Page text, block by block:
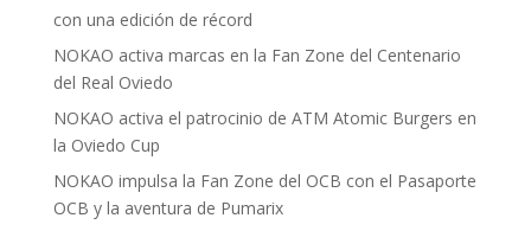
con una edición de récord
NOKAO activa marcas en la Fan Zone del Centenario
del Real Oviedo
NOKAO activa el patrocinio de ATM Atomic Burgers en
la Oviedo Cup
NOKAO impulsa la Fan Zone del OCB con el Pasaporte
OCB y la aventura de Pumarix